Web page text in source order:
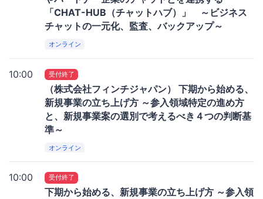
「CHAT-HUB（チャットハブ）」 ～ビジネス
チャットの一元化、監査、バックアップ～
オンライン
10:00 受付終了
（株式会社フィンチジャパン） 下期から始める、
新規事業の立ち上げ方 ～参入領域特定の進め方
と、新規事業案の選別で考えるべき４つの判断基
準～
オンライン
10:00 受付終了
下期から始める、新規事業の立ち上げ方 ～参入領